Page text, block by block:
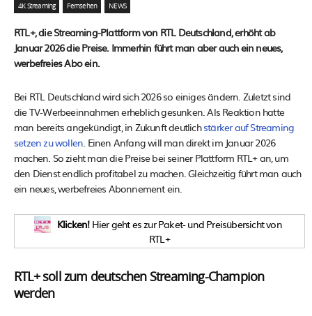
4K Streaming Fernsehen NEWS
RTL+, die Streaming-Plattform von RTL Deutschland, erhöht ab
Januar 2026 die Preise. Immerhin führt man aber auch ein neues,
werbefreies Abo ein.
Bei RTL Deutschland wird sich 2026 so einiges ändern. Zuletzt sind
die TV-Werbeeinnahmen erheblich gesunken. Als Reaktion hatte
man bereits angekündigt, in Zukunft deutlichstärker auf Streaming
setzen zu wollen. Einen Anfang will man direkt im Januar 2026
machen. So zieht man die Preise bei seiner Plattform RTL+ an, um
den Dienst endlich profitabel zu machen. Gleichzeitig führt man auch
ein neues, werbefreies Abonnement ein.
Klicken!Hier geht es zur Paket- und Preisübersicht von
RTL+
RTL+ soll zum deutschen Streaming-Champion
werden